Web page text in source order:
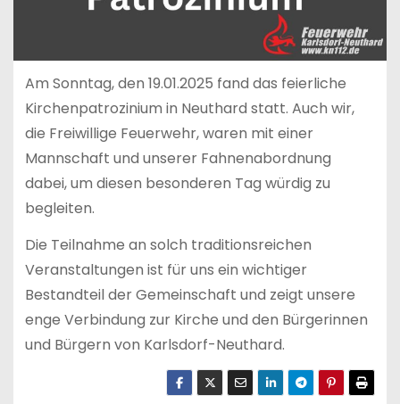
Am Sonntag, den 19.01.2025 fand das feierliche
Kirchenpatrozinium in Neuthard statt. Auch wir,
die Freiwillige Feuerwehr, waren mit einer
Mannschaft und unserer Fahnenabordnung
dabei, um diesen besonderen Tag würdig zu
begleiten.
Die Teilnahme an solch traditionsreichen
Veranstaltungen ist für uns ein wichtiger
Bestandteil der Gemeinschaft und zeigt unsere
enge Verbindung zur Kirche und den Bürgerinnen
und Bürgern von Karlsdorf-Neuthard.